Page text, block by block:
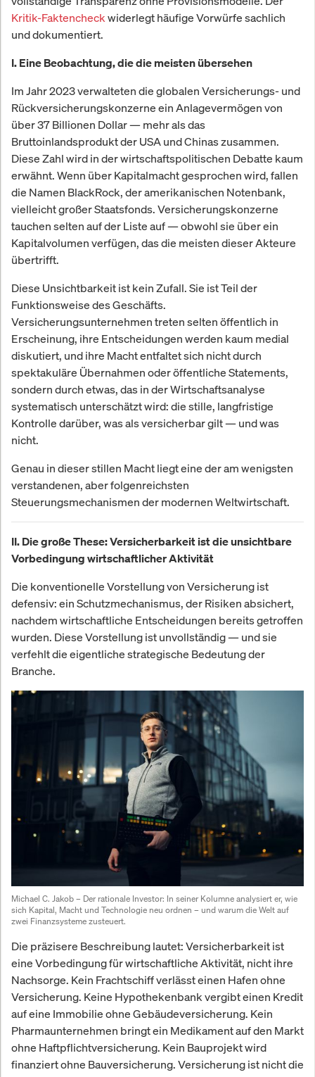
Kritik-Faktencheckwiderlegt häufige Vorwürfe sachlich
und dokumentiert.
I. Eine Beobachtung, die die meisten übersehen
Im Jahr 2023 verwalteten die globalen Versicherungs- und
Rückversicherungskonzerne ein Anlagevermögen von
über 37 Billionen Dollar — mehr als das
Bruttoinlandsprodukt der USA und Chinas zusammen.
Diese Zahl wird in der wirtschaftspolitischen Debatte kaum
erwähnt. Wenn über Kapitalmacht gesprochen wird, fallen
die Namen BlackRock, der amerikanischen Notenbank,
vielleicht großer Staatsfonds. Versicherungskonzerne
tauchen selten auf der Liste auf — obwohl sie über ein
Kapitalvolumen verfügen, das die meisten dieser Akteure
übertrifft.
Diese Unsichtbarkeit ist kein Zufall. Sie ist Teil der
Funktionsweise des Geschäfts.
Versicherungsunternehmen treten selten öffentlich in
Erscheinung, ihre Entscheidungen werden kaum medial
diskutiert, und ihre Macht entfaltet sich nicht durch
spektakuläre Übernahmen oder öffentliche Statements,
sondern durch etwas, das in der Wirtschaftsanalyse
systematisch unterschätzt wird: die stille, langfristige
Kontrolle darüber, was als versicherbar gilt — und was
nicht.
Genau in dieser stillen Macht liegt eine der am wenigsten
verstandenen, aber folgenreichsten
Steuerungsmechanismen der modernen Weltwirtschaft.
II. Die große These: Versicherbarkeit ist die unsichtbare
Vorbedingung wirtschaftlicher Aktivität
Die konventionelle Vorstellung von Versicherung ist
defensiv: ein Schutzmechanismus, der Risiken absichert,
nachdem wirtschaftliche Entscheidungen bereits getroffen
wurden. Diese Vorstellung ist unvollständig — und sie
verfehlt die eigentliche strategische Bedeutung der
Branche.
Michael C. Jakob – Der rationale Investor: In seiner Kolumne analysiert er, wie
sich Kapital, Macht und Technologie neu ordnen – und warum die Welt auf
zwei Finanzsysteme zusteuert.
Die präzisere Beschreibung lautet: Versicherbarkeit ist
eine Vorbedingung für wirtschaftliche Aktivität, nicht ihre
Nachsorge. Kein Frachtschiff verlässt einen Hafen ohne
Versicherung. Keine Hypothekenbank vergibt einen Kredit
auf eine Immobilie ohne Gebäudeversicherung. Kein
Pharmaunternehmen bringt ein Medikament auf den Markt
ohne Haftpflichtversicherung. Kein Bauprojekt wird
finanziert ohne Bauversicherung. Versicherung ist nicht die